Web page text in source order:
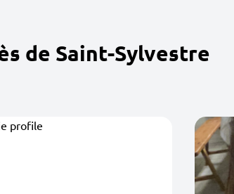
de Saint-Sylvestre